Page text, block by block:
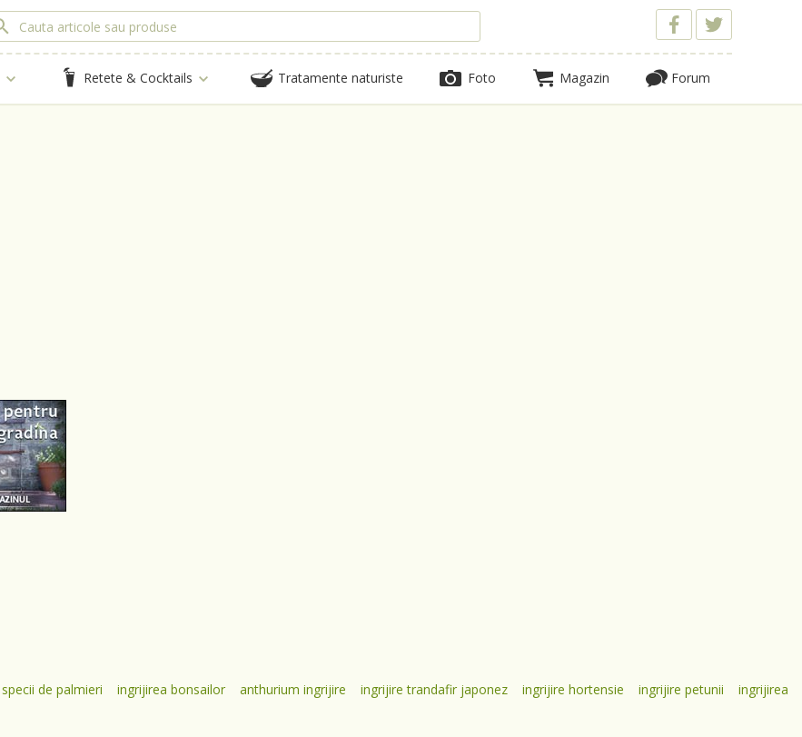
Retete & Cocktails Tratamente naturiste Foto Magazin Forum
specii de palmieri ingrijirea bonsailor anthurium ingrijire ingrijire trandafir japonez ingrijire hortensie ingrijire petunii
ingrijirea